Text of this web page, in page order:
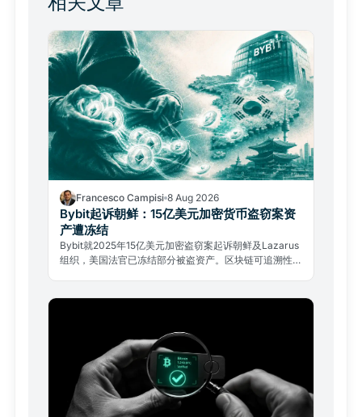
Francesco Campisi 8 Aug 2026
Bybit起诉朝鲜：15亿美元加密货币盗窃案资
产遭冻结
Bybit就2025年15亿美元加密盗窃案起诉朝鲜及Lazarus
组织，美国法官已冻结部分被盗资产。区块链可追溯性正